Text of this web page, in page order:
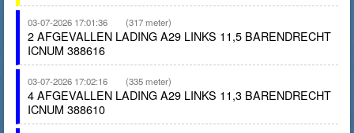
03-07-2026 17:01:36 (317 meter)
2 AFGEVALLEN LADING A29 LINKS 11,5 BARENDRECHT
ICNUM 388616
03-07-2026 17:02:16 (335 meter)
4 AFGEVALLEN LADING A29 LINKS 11,3 BARENDRECHT
ICNUM 388610